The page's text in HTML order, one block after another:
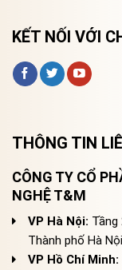
KẾT NỐI VỚI
THÔNG TIN
CÔNG TY CỔ
NGHỆ T&M
VP Hà Nội: Tầng
Thành phố Hà Nội
VP Hồ Chí Minh: